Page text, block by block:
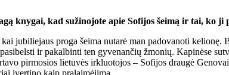
knygai, kad sužinojote apie Sofijos šeimą ir tai, ko
jubiliejaus proga šeima nutarė man padovanoti
ir pakalbinti ten gyvenančių žmonių. Kapinėse
pirmosios lietuvės irkluotojos – Sofijos draugė
įvertino kaip pralaimėjimą...